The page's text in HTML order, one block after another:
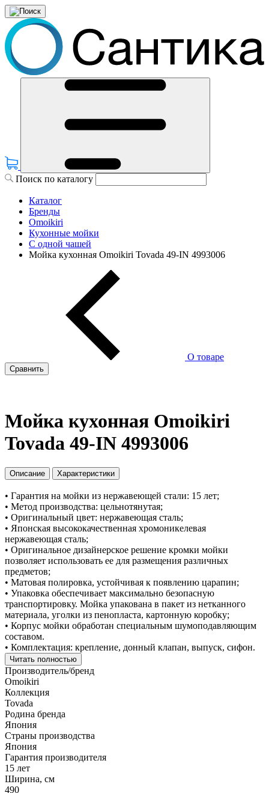
Поиск по каталогу
Каталог
Бренды
Omoikiri
Кухонные мойки
С одной чашей
Мойка кухонная Omoikiri Tovada 49-IN 4993006
О товаре
Сравнить
Мойка кухонная Omoikiri
Tovada 49-IN 4993006
Описание Характеристики
• Гарантия на мойки из нержавеющей стали: 15 лет;
• Метод производства: цельнотянутая;
• Оригинальный цвет: нержавеющая сталь;
• Японская высококачественная хромоникелевая
нержавеющая сталь;
• Оригинальное дизайнерское решение кромки мойки
позволяет использовать ее для размещения различных
предметов;
• Матовая полировка, устойчивая к появлению царапин;
• Упаковка обеспечивает максимально безопасную
транспортировку. Мойка упакована в пакет из нетканного
материала, уголки из пенопласта, картонную коробку;
• Корпус мойки обработан специальным шумоподавляющим
составом.
• Комплектация: крепление, донный клапан, выпуск, сифон.
Читать полностью
Производитель/бренд
Omoikiri
Коллекция
Tovada
Родина бренда
Япония
Страны производства
Япония
Гарантия производителя
15 лет
Ширина, см
490